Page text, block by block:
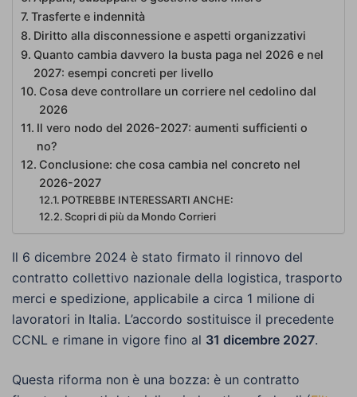
Trasferte e indennità
Diritto alla disconnessione e aspetti organizzativi
Quanto cambia davvero la busta paga nel 2026 e nel
2027: esempi concreti per livello
Cosa deve controllare un corriere nel cedolino dal
2026
Il vero nodo del 2026-2027: aumenti sufficienti o
no?
Conclusione: che cosa cambia nel concreto nel
2026-2027
POTREBBE INTERESSARTI ANCHE:
Scopri di più da Mondo Corrieri
Il 6 dicembre 2024 è stato firmato il rinnovo del
contratto collettivo nazionale della logistica, trasporto
merci e spedizione, applicabile a circa 1 milione di
lavoratori in Italia. L’accordo sostituisce il precedente
CCNL e rimane in vigore fino al 31 dicembre 2027.
Questa riforma non è una bozza: è un contratto